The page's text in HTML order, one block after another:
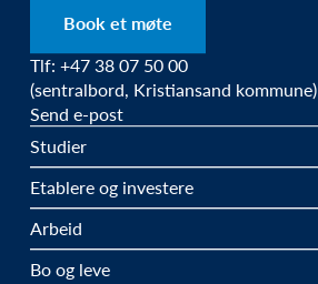
Book et møte
Tlf: +47 38 07 50 00
(sentralbord, Kristiansand kommune)
Send e-post
Studier
Etablere og investere
Arbeid
Bo og leve